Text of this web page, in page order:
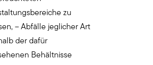
zu
– Abfälle jeglicher Art
der dafür
Behältnisse